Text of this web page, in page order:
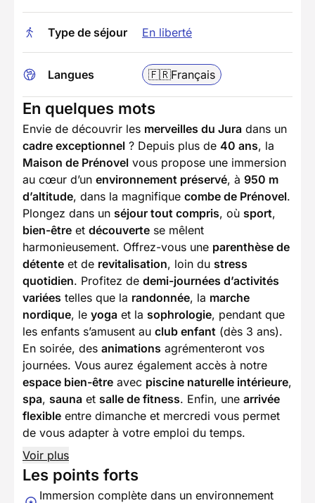
Type de séjour En liberté
Langues 🇫🇷Français
En quelques mots
Envie de découvrir les merveilles du Jura dans un
cadre exceptionnel ? Depuis plus de 40 ans, la
Maison de Prénovel vous propose une immersion
au cœur d’un environnement préservé, à 950 m
d’altitude, dans la magnifique combe de Prénovel.
Plongez dans un séjour tout compris, où sport,
bien-être et découverte se mêlent
harmonieusement. Offrez-vous une parenthèse de
détente et de revitalisation, loin du stress
quotidien. Profitez de demi-journées d’activités
variées telles que la randonnée, la marche
nordique, le yoga et la sophrologie, pendant que
les enfants s’amusent au club enfant (dès 3 ans).
En soirée, des animations agrémenteront vos
journées. Vous aurez également accès à notre
espace bien-être avec piscine naturelle intérieure,
spa, sauna et salle de fitness. Enfin, une arrivée
flexible entre dimanche et mercredi vous permet
de vous adapter à votre emploi du temps.
Voir plus
Les points forts
Immersion complète dans un environnement